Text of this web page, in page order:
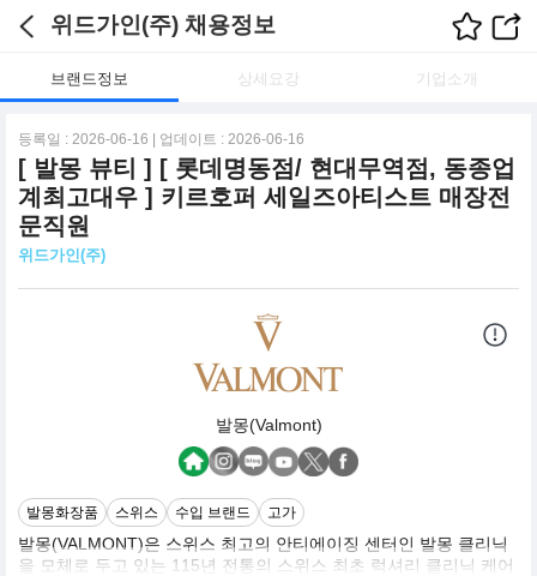
위드가인(주) 채용정보
브랜드정보 상세요강 기업소개
등록일 : 2026-06-16 | 업데이트 : 2026-06-16
[ 발몽 뷰티 ] [ 롯데명동점/ 현대무역점, 동종업
계최고대우 ] 키르호퍼 세일즈아티스트 매장전
문직원
위드가인(주)
발몽(Valmont)
발몽화장품 스위스 수입 브랜드 고가
발몽(VALMONT)은 스위스 최고의 안티에이징 센터인 발몽 클리닉
을 모체로 두고 있는 115년 전통의 스위스 최초 럭셔리 클리닉 케어